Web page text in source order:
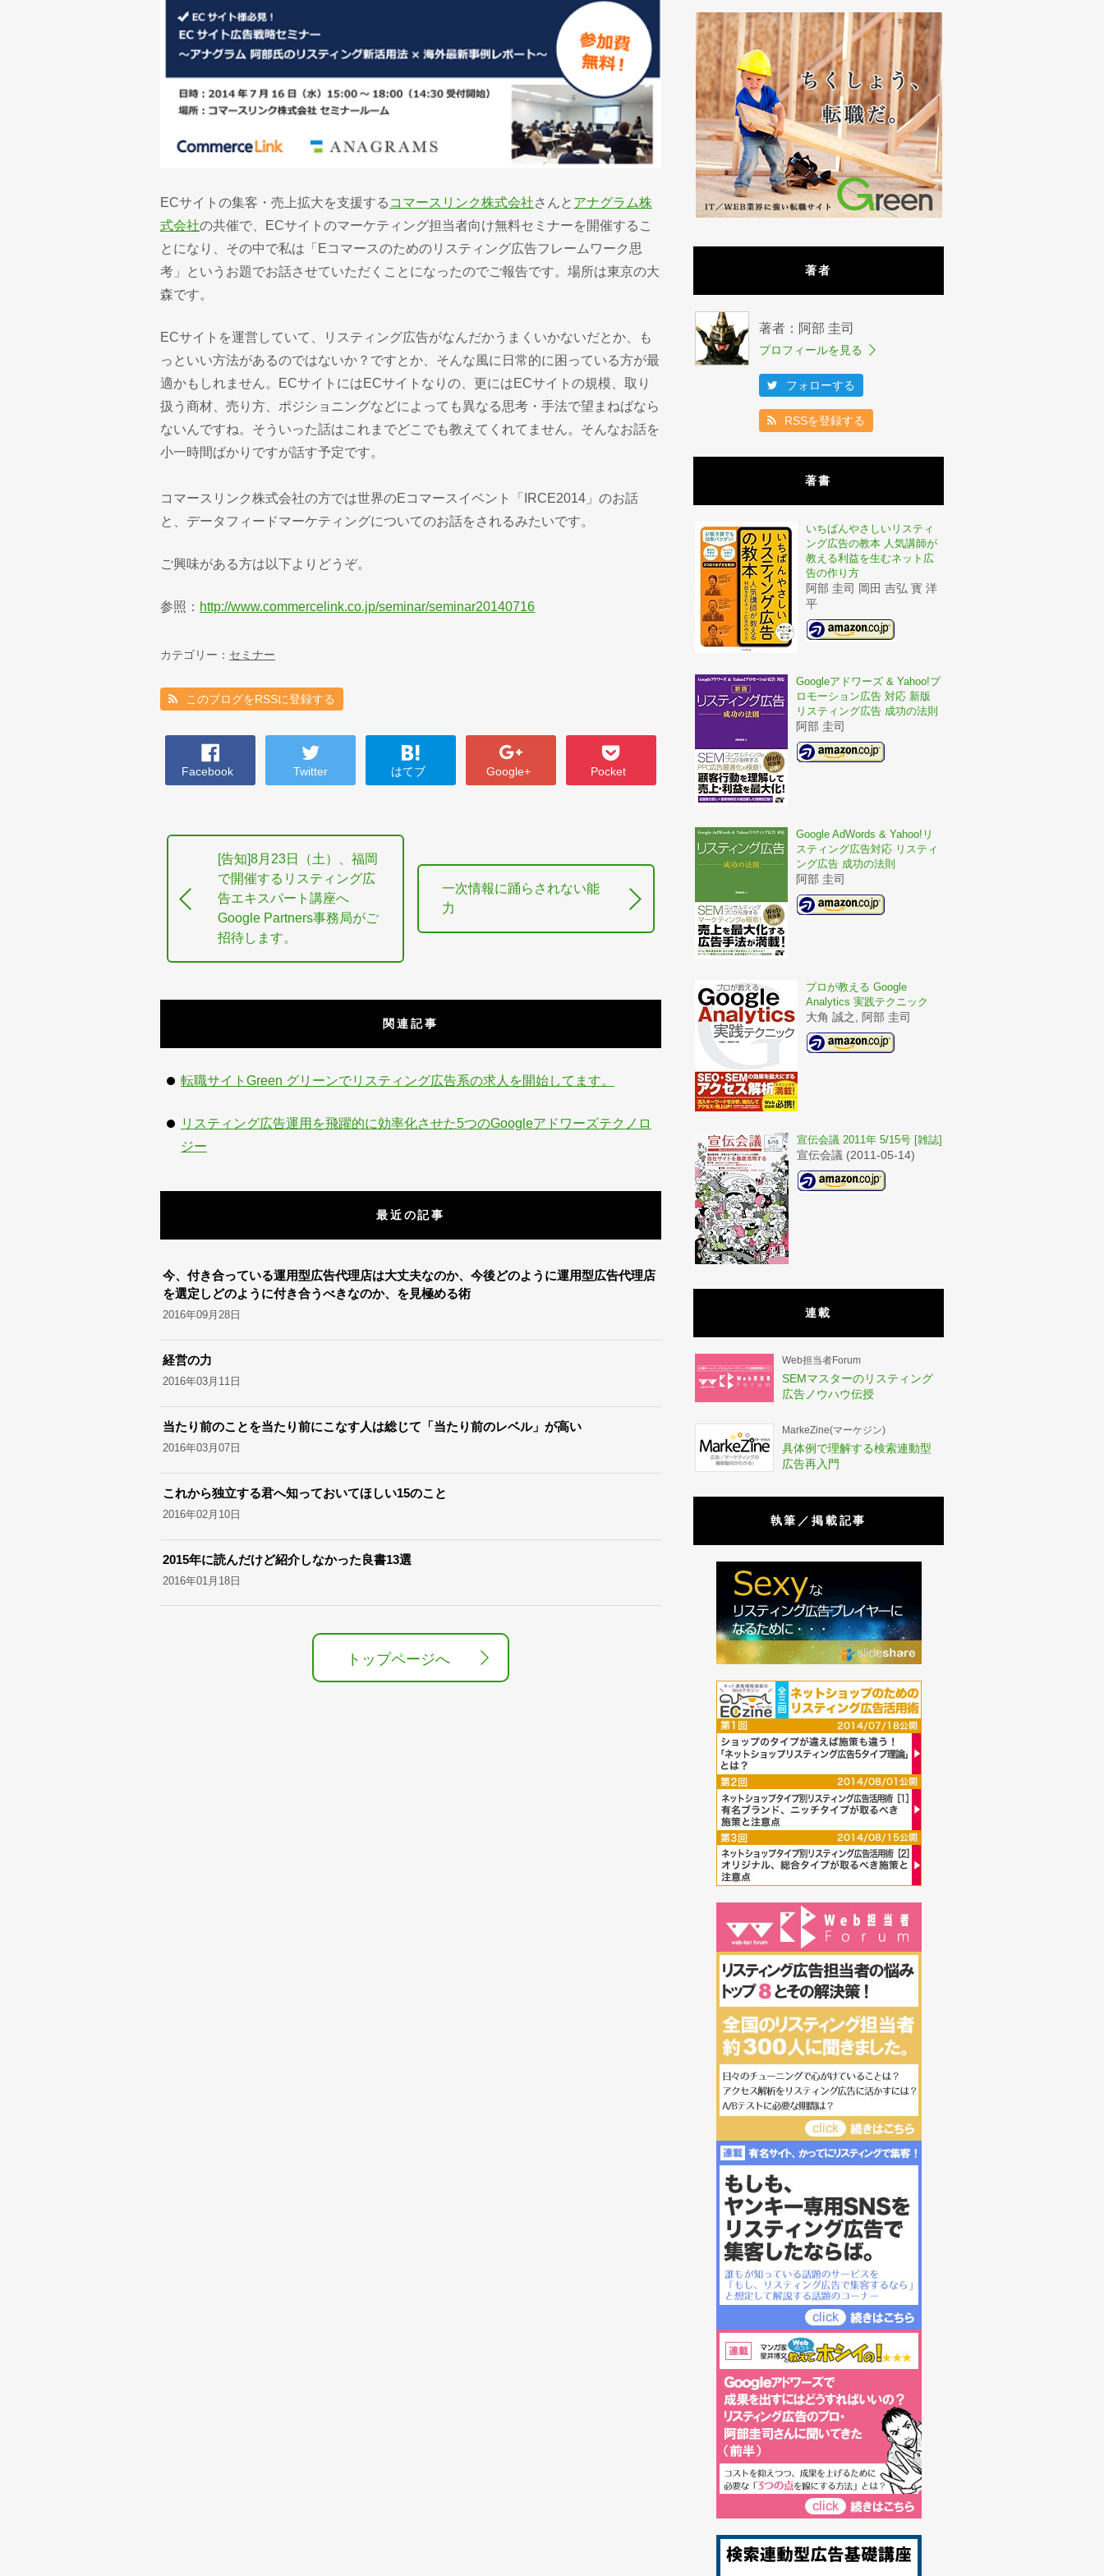
ECサイトの集客・売上拡大を支援する コマースリンク株式会社さんと アナグラム株
式会社の共催で、ECサイトのマーケティング担当者向け無料セミナーを開催するこ
とになり、その中で私は「Eコマースのためのリスティング広告フレームワーク思
考」というお題でお話させていただくことになったのでご報告です。場所は東京の大
森です。
ECサイトを運営していて、リスティング広告がなんだかうまくいかないだとか、も
っといい方法があるのではないか？ですとか、そんな風に日常的に困っている方が最
適かもしれません。ECサイトにはECサイトなりの、更にはECサイトの規模、取り
扱う商材、売り方、ポジショニングなどによっても異なる思考・手法で望まねばなら
ないんですね。そういった話はこれまでどこでも教えてくれてません。そんなお話を
小一時間ばかりですが話す予定です。
コマースリンク株式会社の方では世界のEコマースイベント「IRCE2014」のお話
と、データフィードマーケティングについてのお話をされるみたいです。
ご興味がある方は以下よりどうぞ。
参照： http://www.commercelink.co.jp/seminar/seminar20140716
カテゴリー： セミナー
このブログをRSSに登録する
Facebook Twitter はてブ Google+ Pocket
[告知]8月23日（土）、福岡
で開催するリスティング広
告エキスパート講座へ
Google Partners事務局がご
招待します。
一次情報に踊らされない能
力
関連記事
転職サイトGreen グリーンでリスティング広告系の求人を開始してます。
リスティング広告運用を飛躍的に効率化させた5つのGoogleアドワーズテクノロ
ジー
最近の記事
今、付き合っている運用型広告代理店は大丈夫なのか、今後どのように運用型広告代理店
を選定しどのように付き合うべきなのか、を見極める術
2016年09月28日
経営の力
2016年03月11日
当たり前のことを当たり前にこなす人は総じて「当たり前のレベル」が高い
2016年03月07日
これから独立する君へ知っておいてほしい15のこと
2016年02月10日
2015年に読んだけど紹介しなかった良書13選
2016年01月18日
トップページへ
著者
著者：阿部 圭司
プロフィールを見る
フォローする
RSSを登録する
著書
いちばんやさしいリスティ
ング広告の教本 人気講師が
教える利益を生むネット広
告の作り方
阿部 圭司 岡田 吉弘 寳 洋
平
Googleアドワーズ & Yahoo!プ
ロモーション広告 対応 新版
リスティング広告 成功の法則
阿部 圭司
Google AdWords & Yahoo!リ
スティング広告対応 リスティ
ング広告 成功の法則
阿部 圭司
プロが教える Google
Analytics 実践テクニック
大角 誠之, 阿部 圭司
宣伝会議 2011年 5/15号 [雑誌]
宣伝会議 (2011-05-14)
連載
Web担当者Forum
SEMマスターのリスティング
広告ノウハウ伝授
MarkeZine(マーケジン)
具体例で理解する検索連動型
広告再入門
執筆／掲載記事